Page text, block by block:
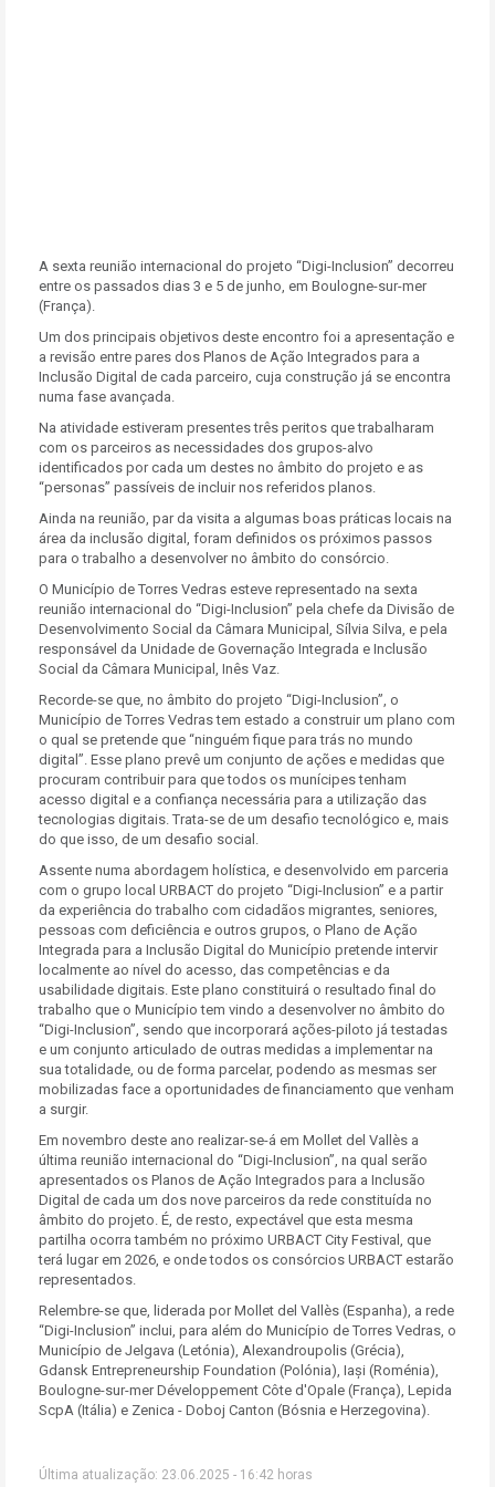
A sexta reunião internacional do projeto “Digi-Inclusion” decorreu
entre os passados dias 3 e 5 de junho, em Boulogne-sur-mer
(França).
Um dos principais objetivos deste encontro foi a apresentação e
a revisão entre pares dos Planos de Ação Integrados para a
Inclusão Digital de cada parceiro, cuja construção já se encontra
numa fase avançada.
Na atividade estiveram presentes três peritos que trabalharam
com os parceiros as necessidades dos grupos-alvo
identificados por cada um destes no âmbito do projeto e as
“personas” passíveis de incluir nos referidos planos.
Ainda na reunião, par da visita a algumas boas práticas locais na
área da inclusão digital, foram definidos os próximos passos
para o trabalho a desenvolver no âmbito do consórcio.
O Município de Torres Vedras esteve representado na sexta
reunião internacional do “Digi-Inclusion” pela chefe da Divisão de
Desenvolvimento Social da Câmara Municipal, Sílvia Silva, e pela
responsável da Unidade de Governação Integrada e Inclusão
Social da Câmara Municipal, Inês Vaz.
Recorde-se que, no âmbito do projeto “Digi-Inclusion”, o
Município de Torres Vedras tem estado a construir um plano com
o qual se pretende que “ninguém fique para trás no mundo
digital”. Esse plano prevê um conjunto de ações e medidas que
procuram contribuir para que todos os munícipes tenham
acesso digital e a confiança necessária para a utilização das
tecnologias digitais. Trata-se de um desafio tecnológico e, mais
do que isso, de um desafio social.
Assente numa abordagem holística, e desenvolvido em parceria
com o grupo local URBACT do projeto “Digi-Inclusion” e a partir
da experiência do trabalho com cidadãos migrantes, seniores,
pessoas com deficiência e outros grupos, o Plano de Ação
Integrada para a Inclusão Digital do Município pretende intervir
localmente ao nível do acesso, das competências e da
usabilidade digitais. Este plano constituirá o resultado final do
trabalho que o Município tem vindo a desenvolver no âmbito do
“Digi-Inclusion”, sendo que incorporará ações-piloto já testadas
e um conjunto articulado de outras medidas a implementar na
sua totalidade, ou de forma parcelar, podendo as mesmas ser
mobilizadas face a oportunidades de financiamento que venham
a surgir.
Em novembro deste ano realizar-se-á em Mollet del Vallès a
última reunião internacional do “Digi-Inclusion”, na qual serão
apresentados os Planos de Ação Integrados para a Inclusão
Digital de cada um dos nove parceiros da rede constituída no
âmbito do projeto. É, de resto, expectável que esta mesma
partilha ocorra também no próximo URBACT City Festival, que
terá lugar em 2026, e onde todos os consórcios URBACT estarão
representados.
Relembre-se que, liderada por Mollet del Vallès (Espanha), a rede
“Digi-Inclusion” inclui, para além do Município de Torres Vedras, o
Município de Jelgava (Letónia), Alexandroupolis (Grécia),
Gdansk Entrepreneurship Foundation (Polónia), Iași (Roménia),
Boulogne-sur-mer Développement Côte d'Opale (França), Lepida
ScpA (Itália) e Zenica - Doboj Canton (Bósnia e Herzegovina).
Última atualização: 23.06.2025 - 16:42 horas